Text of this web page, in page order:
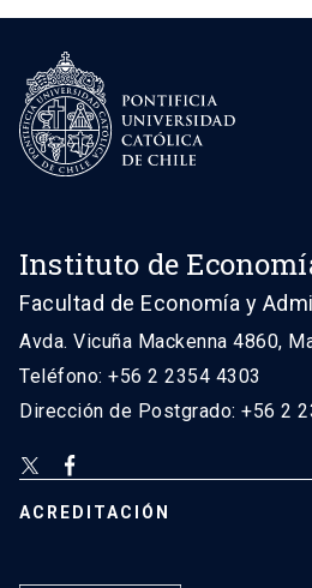
Instituto de
Facultad de Economía y
Avda. Vicuña Mackenna 4860,
Teléfono: +56 2 2354 4303
Dirección de Postgrado: +56 2
ACREDITACIÓN